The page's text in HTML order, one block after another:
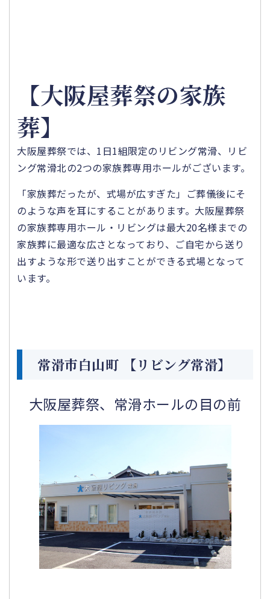
【大阪屋葬祭の家族
葬】
大阪屋葬祭では、1日1組限定のリビング常滑、リビ
ング常滑北の2つの家族葬専用ホールがございます。
「家族葬だったが、式場が広すぎた」ご葬儀後にそ
のような声を耳にすることがあります。大阪屋葬祭
の家族葬専用ホール・リビングは最大20名様までの
家族葬に最適な広さとなっており、ご自宅から送り
出すような形で送り出すことができる式場となって
います。
常滑市白山町 【リビング常滑】
大阪屋葬祭、常滑ホールの目の前